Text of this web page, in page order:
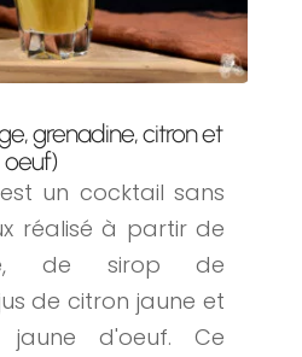
grenadine, citron et
oeuf)
un cocktail sans
réalisé à partir de
de sirop de
de citron jaune et
d'oeuf. Ce